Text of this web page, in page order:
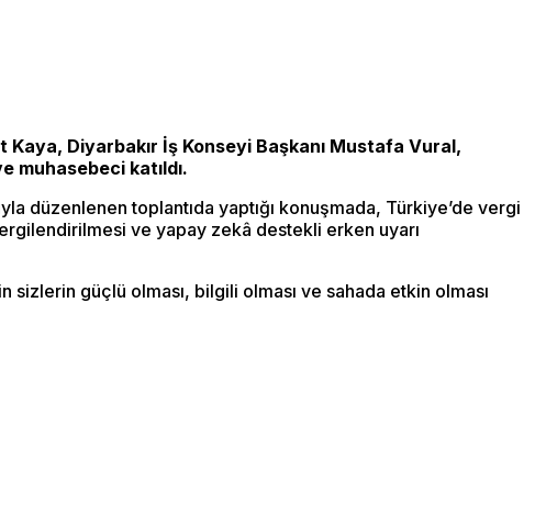
Diyarbakır İş Konseyi Başkanı Mustafa Vural,
muhasebeci katıldı.
düzenlenen toplantıda yaptığı konuşmada, Türkiye’de vergi
ve yapay zekâ destekli erken uyarı
güçlü olması, bilgili olması ve sahada etkin olması